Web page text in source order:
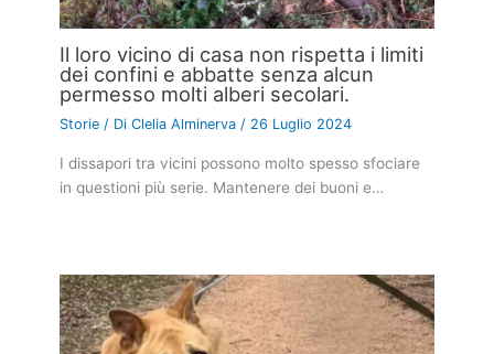
Il loro vicino di casa non rispetta i limiti
dei confini e abbatte senza alcun
permesso molti alberi secolari.
Storie / DiClelia Alminerva / 26 Luglio 2024
I dissapori tra vicini possono molto spesso sfociare
in questioni più serie. Mantenere dei buoni e…